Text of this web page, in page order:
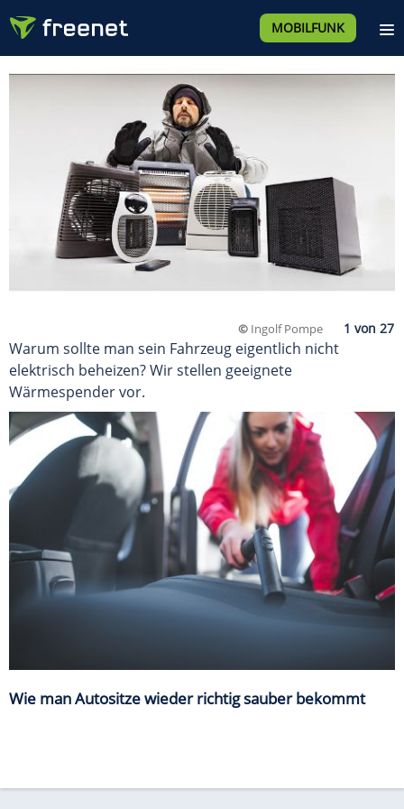
MOBILFUNK
© Ingolf Pompe
Warum sollte man sein Fahrzeug eigentlich nicht
elektrisch beheizen? Wir stellen geeignete
Wärmespender vor.
Wie man Autositze wieder richtig sauber bekommt